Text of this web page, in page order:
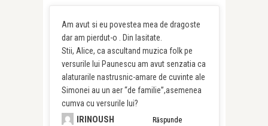
Am avut si eu povestea mea de dragoste
dar am pierdut-o . Din lasitate.
Stii, Alice, ca ascultand muzica folk pe
versurile lui Paunescu am avut senzatia ca
alaturarile nastrusnic-amare de cuvinte ale
Simonei au un aer “de familie”,asemenea
cumva cu versurile lui?
IRINOUSH Răspunde